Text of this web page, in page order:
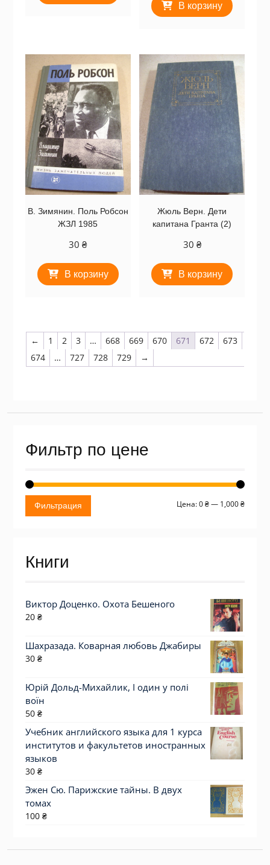
В корзину
В. Зимянин. Поль Робсон
ЖЗЛ 1985
30₴
В корзину
Жюль Верн. Дети
капитана Гранта (2)
30 ₴
В корзину
← 1 2 3 … 668 669 670 671 672
673
674
… 727 728 729 →
Фильтр по цене
Фильтрация Цена:0 ₴— 1,000 ₴
Книги
Виктор Доценко. Охота Бешеного
20 ₴
Шахразада. Коварная любовь Джабиры
30 ₴
Юрій Дольд-Михайлик, І один у полі
воїн
50 ₴
Учебник английского языка для 1 курса
институтов и факультетов иностранных
языков
30 ₴
Эжен Сю. Парижские тайны. В двух
томах
100 ₴